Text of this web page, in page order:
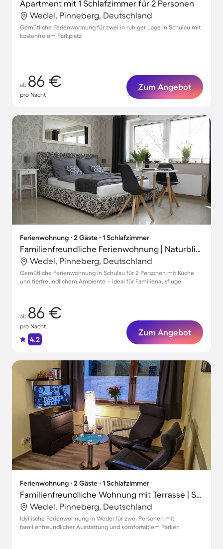
Apartment mit 1 Schlafzimmer für 2 Personen
Wedel, Pinneberg, Deutschland
Gemütliche Ferienwohnung für zwei in ruhiger Lage in Schulau mit
kostenfreiem Parkplatz
ab 86 €
pro Nacht
Zum Angebot
Ferienwohnung ∙ 2 Gäste ∙ 1 Schlafzimmer
Familienfreundliche Ferienwohnung | Naturblick | Hunde erlaubt
Wedel, Pinneberg, Deutschland
Gemütliche Ferienwohnung in Schulau für 2 Personen mit Küche
und tierfreundlichem Ambiente – ideal für Familienausflüge!
ab 86 €
pro Nacht
4.2
Zum Angebot
Ferienwohnung ∙ 2 Gäste ∙ 1 Schlafzimmer
Familienfreundliche Wohnung mit Terrasse | Stadtblick
Wedel, Pinneberg, Deutschland
Idyllische Ferienwohnung in Wedel für zwei Personen mit
familienfreundlicher Ausstattung und komfortablem Parken